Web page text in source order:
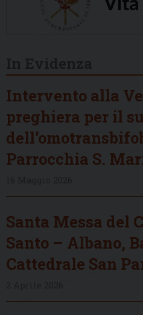
Intervento alla
preghiera per il
Parrocchia S.
Santa Messa del
Santo – Albano,
Cattedrale San